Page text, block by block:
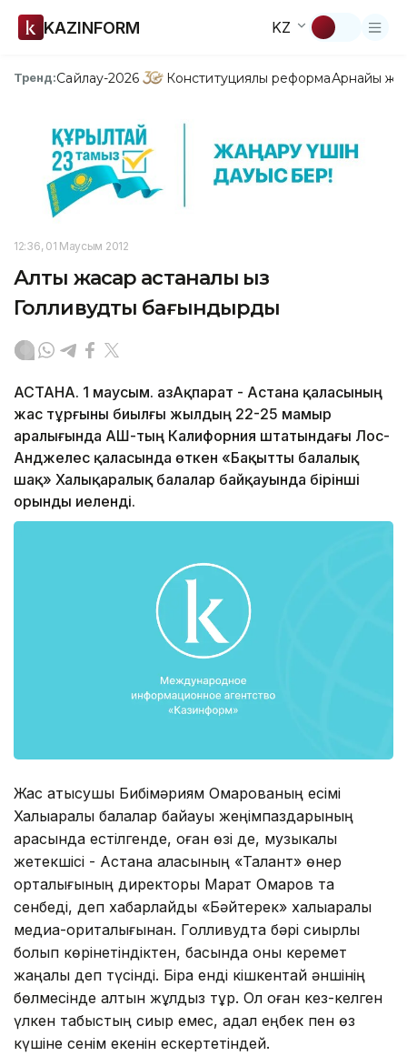
KAZINFORM KZ
Тренд:Сайлау-2026 Конституциялық реформаАрнайы
12:36, 01 Маусым 2012
Алты жасар астаналық қыз
Голливудты бағындырды
АСТАНА. 1 маусым. ҚазАқпарат - Астана қаласының
жас тұрғыны биылғы жылдың 22-25 мамыр
аралығында АҚШ-тың Калифорния штатындағы Лос-
Анджелес қаласында өткен «Бақытты балалық
шақ» Халықаралық балалар байқауында бірінші
орынды иеленді.
Жас қатысушы Бибімәриям Омарованың есімі
Халықаралық балалар байқауы жеңімпаздарының
арасында естілгенде, оған өзі де, музыкалық
жетекшісі - Астана қаласының «Талант» өнер
орталығының директоры Марат Омаров та
сенбеді, деп хабарлайды «Бәйтерек» халықаралық
медиа-ориталығынан. Голливудта бәрі сиқырлы
болып көрінетіндіктен, басында оны керемет
жаңалық деп түсінді. Бірақ енді кішкентай әншінің
бөлмесінде алтын жұлдыз тұр. Ол оған кез-келген
үлкен табыстың сиқыр емес, адал еңбек пен өз
күшіне сенім екенін ескертетіндей.